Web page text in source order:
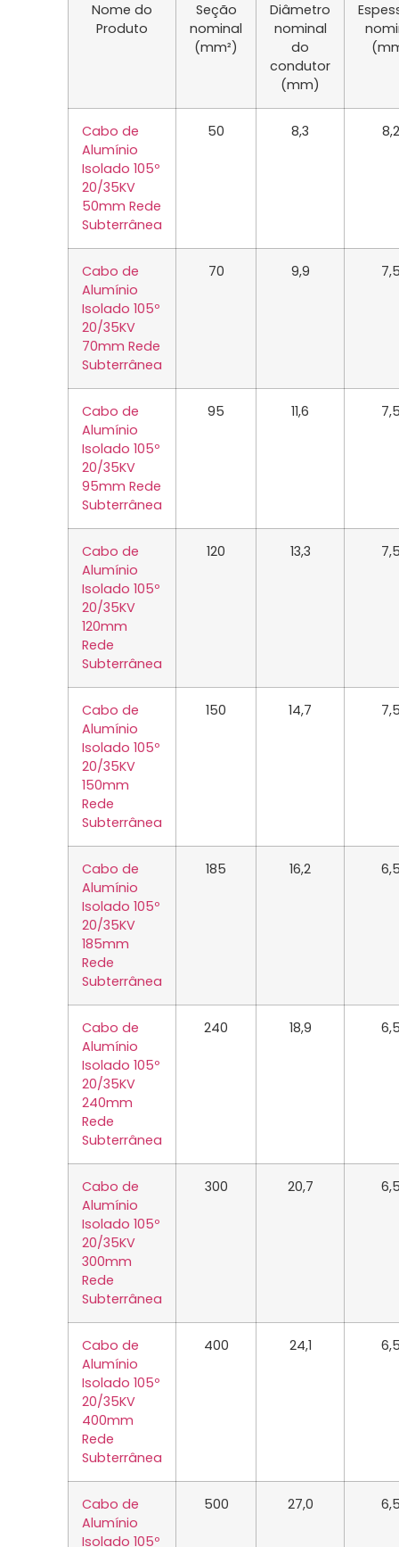
Nome do
Produto
Seção
nominal
(mm²)
Diâmetro
nominal
do
condutor
(mm)
Cabo de
Alumínio
Isolado 105º
20/35KV
50mm Rede
Subterrânea
50 8,3 8,2
Cabo de
Alumínio
Isolado 105º
20/35KV
70mm Rede
Subterrânea
70 9,9
Cabo de
Alumínio
Isolado 105º
20/35KV
95mm Rede
Subterrânea
95 11,6
Cabo de
Alumínio
Isolado 105º
20/35KV
120mm
Rede
Subterrânea
120 13,3
Cabo de
Alumínio
Isolado 105º
20/35KV
150mm
Rede
Subterrânea
150 14,7
Cabo de
Alumínio
Isolado 105º
20/35KV
185mm
Rede
Subterrânea
185 16,2
Cabo de
Alumínio
Isolado 105º
20/35KV
240mm
Rede
Subterrânea
240 18,9
Cabo de
Alumínio
Isolado 105º
20/35KV
300mm
Rede
Subterrânea
300 20,7
Cabo de
Alumínio
Isolado 105º
20/35KV
400mm
Rede
Subterrânea
400 24,1
Cabo de
Alumínio
Isolado 105º
500 27,0